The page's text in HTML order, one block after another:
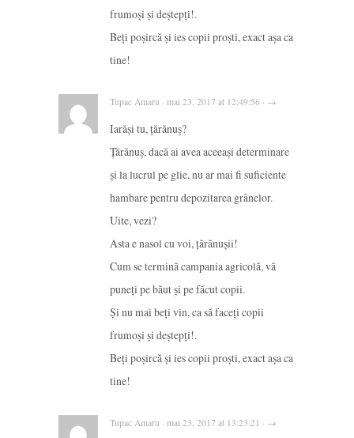
frumoși și deștepți!.
Beți poșircă și ies copii proști, exact așa ca
tine!
Tupac Amaru · mai 23, 2017 at 12:49:56 · →
Iarăși tu, țărănuș?
Țărănuș, dacă ai avea aceeași determinare
și la lucrul pe glie, nu ar mai fi suficiente
hambare pentru depozitarea grânelor.
Uite, vezi?
Asta e nasol cu voi, țărănușii!
Cum se termină campania agricolă, vă
puneți pe băut și pe făcut copii.
Și nu mai beți vin, ca să faceți copii
frumoși și deștepți!.
Beți poșircă și ies copii proști, exact așa ca
tine!
Tupac Amaru · mai 23, 2017 at 13:23:21 · →